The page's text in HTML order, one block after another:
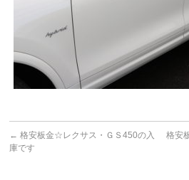
← 格安板金☆レクサス・ＧＳ450の入
庫です
格安